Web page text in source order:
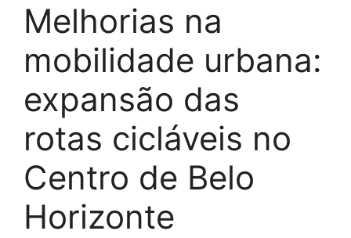
Melhorias na
mobilidade urbana:
expansão das
rotas cicláveis no
Centro de Belo
Horizonte